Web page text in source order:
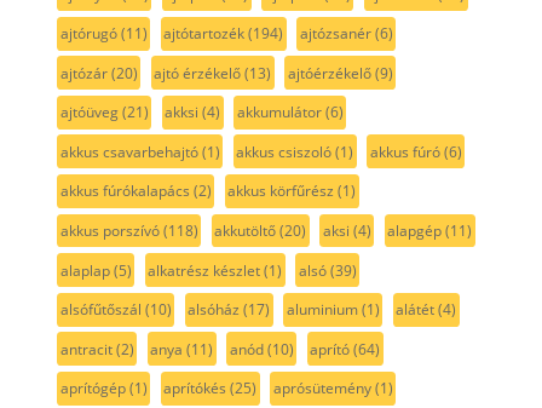
ajtórugó(11) ajtótartozék(194) ajtózsanér(6)
ajtózár(20) ajtó érzékelő(13) ajtóérzékelő(9)
ajtóüveg(21) akksi (4) akkumulátor(6)
akkus csavarbehajtó(1) akkus csiszoló(1) akkus fúró(6)
akkus fúrókalapács (2) akkus körfűrész (1)
akkus porszívó(118) akkutöltő(20) aksi (4) alapgép(11)
alaplap(5) alkatrész készlet(1) alsó(39)
alsófűtőszál (10) alsóház (17) aluminium(1) alátét(4)
antracit(2) anya (11) anód(10) aprító(64)
aprítógép(1) aprítókés (25) aprósütemény(1)